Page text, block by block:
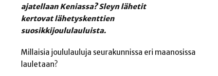
ajatellaan Keniassa? Sleyn lähetit
kertovat lähetyskenttien
suosikkijoululauluista.
Millaisia joululauluja seurakunnissa eri maanosissa
lauletaan?